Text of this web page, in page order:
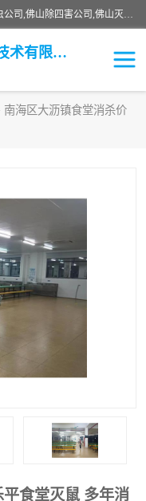
佛山白蚁防治公司,佛山白蚁防治哪家好,佛山杀虫公司,佛山除四害公司,佛山灭白蚁公司,佛山白蚁防治佛山儒创有害生物防治有限公司是一家佛山杀虫公司、佛山除四害公司、佛山灭白蚁公司、佛山白蚁防治公司，让您远离虫害困扰。要问佛山白蚁防治哪家好？佛山儒创有害生物防治有限公司全佛山、广州，正规公司，上门勘查，可靠，售后有保障。
佛山儒创有害生物防控技术有限公司
南海区大沥镇食堂消杀价
食堂灭鼠 多年消
消杀